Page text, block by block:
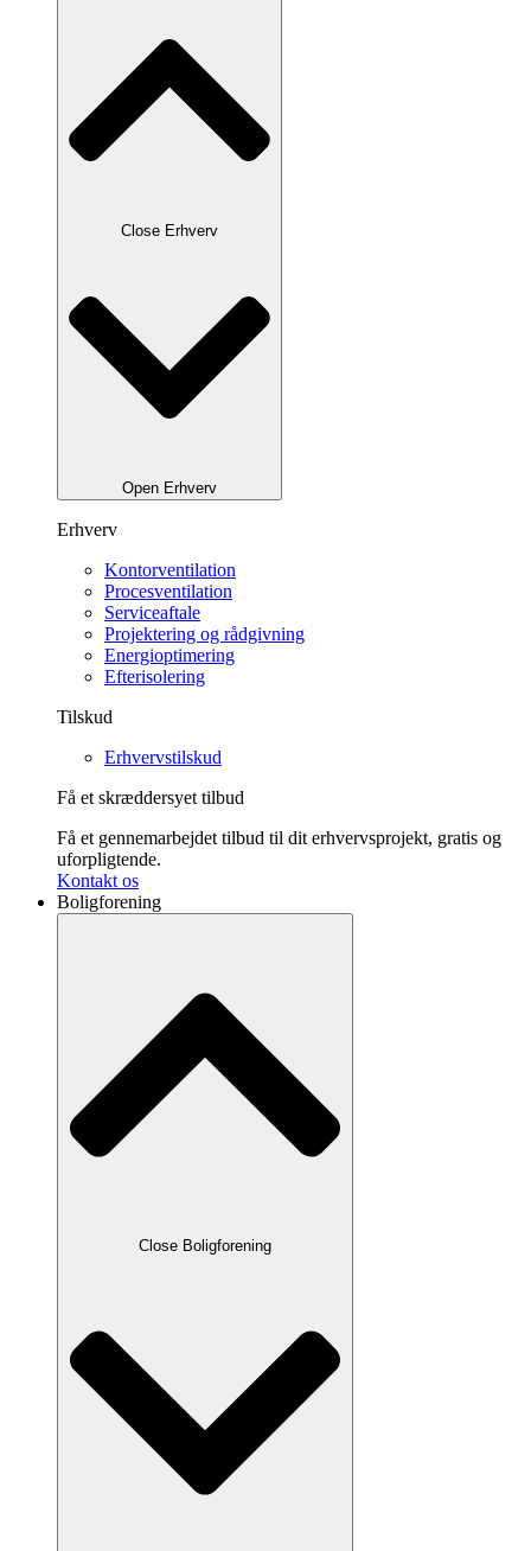
Close Erhverv
Open Erhverv
Erhverv
Kontorventilation
Procesventilation
Serviceaftale
Projektering og rådgivning
Energioptimering
Efterisolering
Tilskud
Erhvervstilskud
Få et skræddersyet tilbud
Få et gennemarbejdet tilbud til dit erhvervsprojekt, gratis og
uforpligtende.
Kontakt os
Boligforening
Close Boligforening